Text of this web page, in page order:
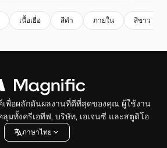
เนื้อเยื่อ สีดํา ภายใน สีขาว
พื่อผลักดันผลงานที่ดีที่สุดของคุณ ผู้ใช้งาน
ลุมทั้งครีเอทีฟ, บริษัท, เอเจนซี และสตูดิโอ
ภาษาไทย